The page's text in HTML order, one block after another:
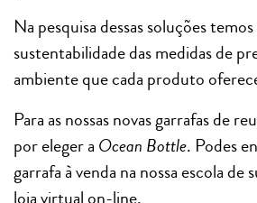
Na pesquisa dessas soluções
sustentabilidade das medidas de
ambiente que cada produto
Para as nossas novas garrafas de
por eleger a Ocean Bottle. Podes
garrafa à venda na nossa escola de